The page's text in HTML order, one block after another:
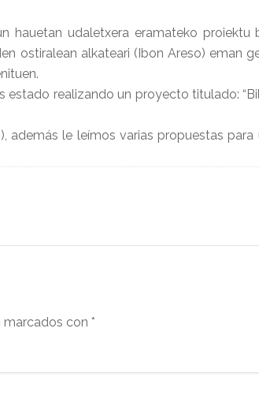
hauetan udaletxera eramateko proiektu
ostiralean alkateari (Ibon Areso) eman
realizando un proyecto titulado:
además le leímos varias propuestas para
con *